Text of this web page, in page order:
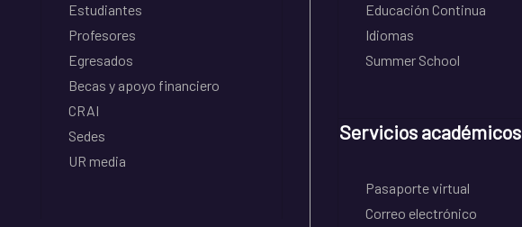
Estudiantes
Profesores
Egresados
Becas y apoyo financiero
CRAI
Sedes
UR media
Educación Continua
Idiomas
Summer School
Servicios académicos
Pasaporte virtual
Correo electrónico